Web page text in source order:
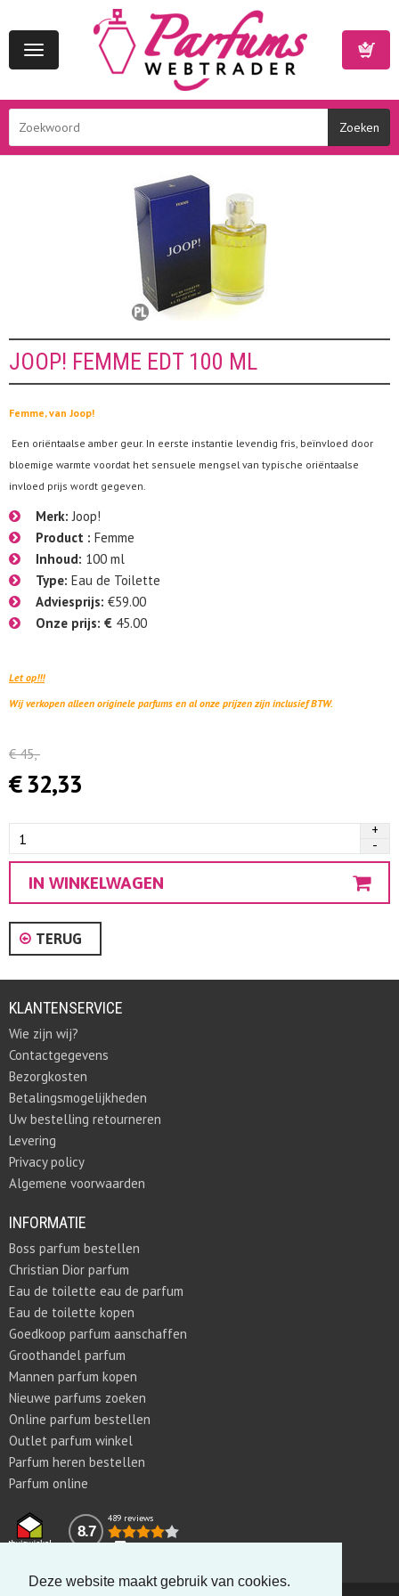
Deze website maakt gebruik van cookies.
Toggle
navigation
JOOP! FEMME EDT 100 ML
Femme, van Joop!
Een oriëntaalse amber geur. In eerste instantie levendig fris, beïnvloed door
bloemige warmte voordat het sensuele mengsel van typische oriëntaalse
invloed prijs wordt gegeven.
Merk:Joop!
Product : Femme
Inhoud: 100 ml
Type: Eau de Toilette
Adviesprijs: €59.00
Onze prijs: € 45.00
Let op!!!
Wij verkopen alleen originele parfums en al onze prijzen zijn inclusiefBTW.
€45,-
€ 32,33
TERUG
KLANTENSERVICE
Wie zijn wij?
Contactgegevens
Bezorgkosten
Betalingsmogelijkheden
Uw bestelling retourneren
Levering
Privacy policy
Algemene voorwaarden
INFORMATIE
Boss parfum bestellen
Christian Dior parfum
Eau de toilette eau de parfum
Eau de toilette kopen
Goedkoop parfum aanschaffen
Groothandel parfum
Mannen parfum kopen
Nieuwe parfums zoeken
Online parfum bestellen
Outlet parfum winkel
Parfum heren bestellen
Parfum online
8.7
489 reviews